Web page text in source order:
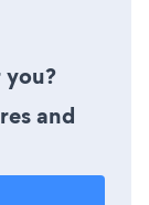
and